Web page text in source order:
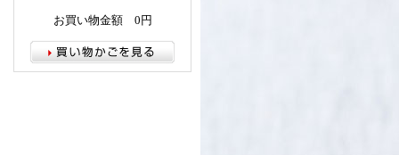
お買い物金額 0円